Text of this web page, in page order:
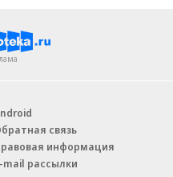
связь
информация
mail рассылки